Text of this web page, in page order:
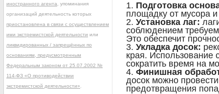
Подготовка
площадку от мусора
Установка лаг:
соблюдением
Это обеспечит
Укладка досок:
края. Использование
сократить время на
Финишная
досок можно
предотвращения
иностранного агента , упоминания
организаций деятельность которых
приостановлена в связи с осуществлением
ими экстремистской деятельности или
ликвидированных / запрещённых по
основаниям, предусмотренным
Федеральным законом от 25.07.2002 №
114-ФЗ «О противодействии
экстремистской деятельности»